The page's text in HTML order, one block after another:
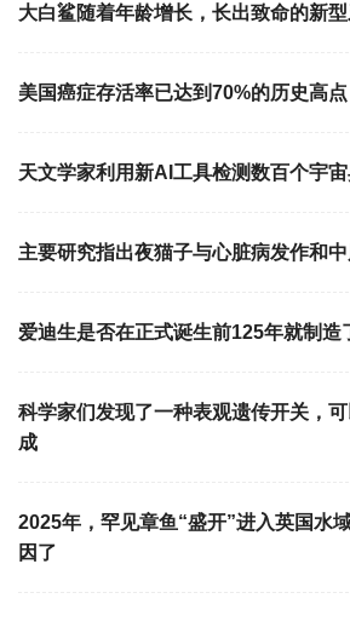
大白鲨随着年龄增长，长出致命的新
美国癌症存活率已达到70%的历史高点
天文学家利用新AI工具检测数百个宇
主要研究指出夜猫子与心脏病发作和
爱迪生是否在正式诞生前125年就制造
科学家们发现了一种表观遗传开关，
成
2025年，罕见章鱼“盛开”进入英国水
因了